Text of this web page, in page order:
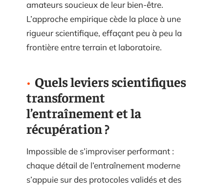
amateurs soucieux de leur bien-être.
L’approche empirique cède la place à une
rigueur scientifique, effaçant peu à peu la
frontière entre terrain et laboratoire.
Quels leviers scientifiques
transforment
l’entraînement et la
récupération ?
Impossible de s’improviser performant :
chaque détail de l’entraînement moderne
s’appuie sur des protocoles validés et des